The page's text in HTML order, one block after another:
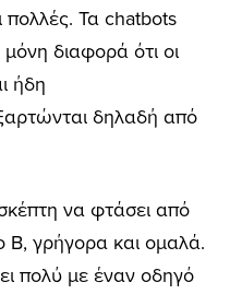
πολλές. Τα chatbots
μόνη διαφορά ότι οι
ήδη
δηλαδή από
να φτάσει από
Β, γρήγορα και ομαλά.
πολύ με έναν οδηγό